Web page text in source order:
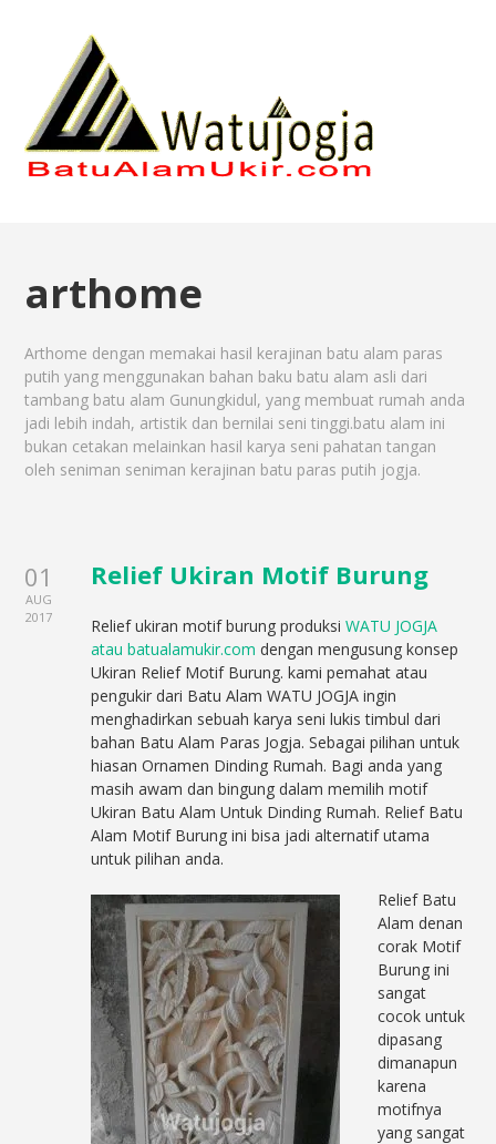
arthome
Arthome dengan memakai hasil kerajinan batu alam paras
putih yang menggunakan bahan baku batu alam asli dari
tambang batu alam Gunungkidul, yang membuat rumah anda
jadi lebih indah, artistik dan bernilai seni tinggi.batu alam ini
bukan cetakan melainkan hasil karya seni pahatan tangan
oleh seniman seniman kerajinan batu paras putih jogja.
01
AUG
2017
Relief Ukiran Motif Burung
Relief ukiran motif burung produksiWATU JOGJA
atau batualamukir.com dengan mengusung konsep
Ukiran Relief Motif Burung. kami pemahat atau
pengukir dari Batu Alam WATU JOGJA ingin
menghadirkan sebuah karya seni lukis timbul dari
bahan Batu Alam Paras Jogja. Sebagai pilihan untuk
hiasan Ornamen Dinding Rumah. Bagi anda yang
masih awam dan bingung dalam memilih motif
Ukiran Batu Alam Untuk Dinding Rumah. Relief Batu
Alam Motif Burung ini bisa jadi alternatif utama
untuk pilihan anda.
Relief Batu
Alam denan
corak Motif
Burung ini
sangat
cocok untuk
dipasang
dimanapun
karena
motifnya
yang sangat